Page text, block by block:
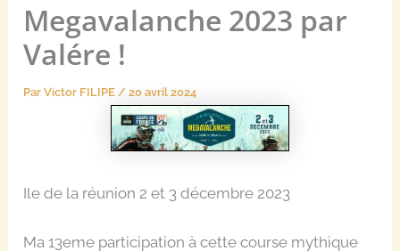
Megavalanche 2023 par
Valére !
ParVictor FILIPE/20 avril 2024
Ile de la réunion 2 et 3 décembre 2023
Ma 13eme participation à cette course mythique